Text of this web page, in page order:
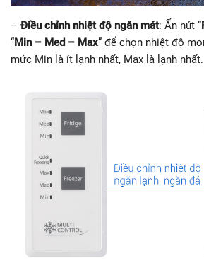
– Điều chỉnh nhiệt độ ngăn mát: Ấn nút “
“Min – Med – Max” để chọn nhiệt độ
mức Min là ít lạnh nhất, Max là lạnh nhất.